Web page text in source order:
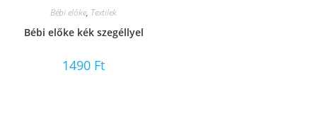
Bébi előke, Textilek
Bébi előke kék szegéllyel
1490 Ft